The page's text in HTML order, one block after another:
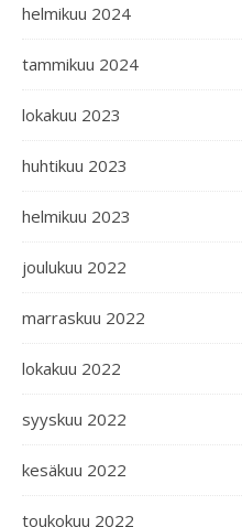
helmikuu 2024
tammikuu 2024
lokakuu 2023
huhtikuu 2023
helmikuu 2023
joulukuu 2022
marraskuu 2022
lokakuu 2022
syyskuu 2022
kesäkuu 2022
toukokuu 2022